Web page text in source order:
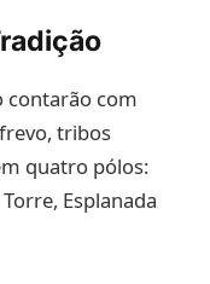
contarão com
tribos
quatro pólos:
Esplanada